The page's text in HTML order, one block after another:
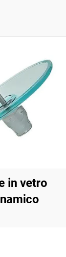
in vetro